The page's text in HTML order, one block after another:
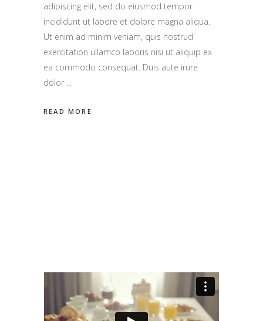
adipiscing elit, sed do eiusmod tempor
incididunt ut labore et dolore magna aliqua.
Ut enim ad minim veniam, quis nostrud
exercitation ullamco laboris nisi ut aliquip ex
ea commodo consequat. Duis aute irure
dolor
READ MORE